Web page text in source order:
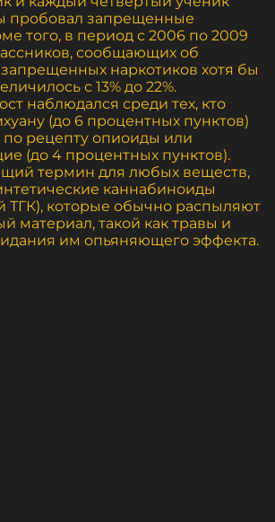
пробовал запрещенные
того, в период с 2006 по 2009
сообщающих об
наркотиков хотя бы
с 13% до 22%.
наблюдался среди тех, кто
(до 6 процентных пунктов)
по рецепту опиоиды или
(до 4 процентных пунктов).
термин для любых веществ,
каннабиноиды
ТГК), которые обычно распыляют
материал, такой как травы и
им опьяняющего эффекта.